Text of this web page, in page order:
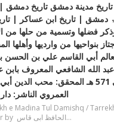
تاريخ مدينة دمشق تاريخ دمشق |
دمشق | تاریخ ابن عساکر |
فضلها وتسمية من حلها من
بنواحيها من وارديها وأهلها
أبي القاسم علي بن الحسن
الله الشافعي المعروف بابن
المتوفي 571 هـ المحقق: محب الدين
العمروي الناشر: دار
e Madina Tul Damishq /
Asakar by الحافظ ابی قاس…